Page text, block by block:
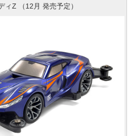
ィZ （12月 発売予定）